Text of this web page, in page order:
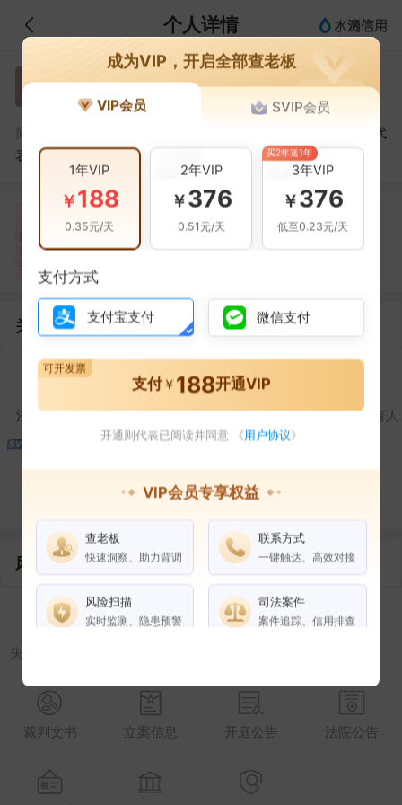
个人详情
曾 曾晖
简介：
曾晖，三菱商事（上海）有限公司厦门分公司的法定代
表人
风
险
扫
描
暂无风险
关联企业
1
法定代表人 对外投资 在外任职 作为受益所有人
所属集团 合作伙伴
风险信息
失信被执行人
裁判文书 立案信息 开庭公告 法院公告
成为VIP，开启全部查老板
VIP会员 SVIP会员
1年VIP
￥188
0.35元/天
2年VIP
￥376
0.51元/天
3年VIP
￥376
低至0.23元/天
买2年送1年
支付方式
支付宝支付 微信支付
支付￥ 188开通VIP
可开发票
开通则代表已阅读并同意 《用户协议》
VIP会员专享权益
查老板
快速洞察、助力背调
联系方式
一键触达、高效对接
风险扫描
实时监测、隐患预警
司法案件
案件追踪、信用排查
权益说明 VIP会员 SVIP会员